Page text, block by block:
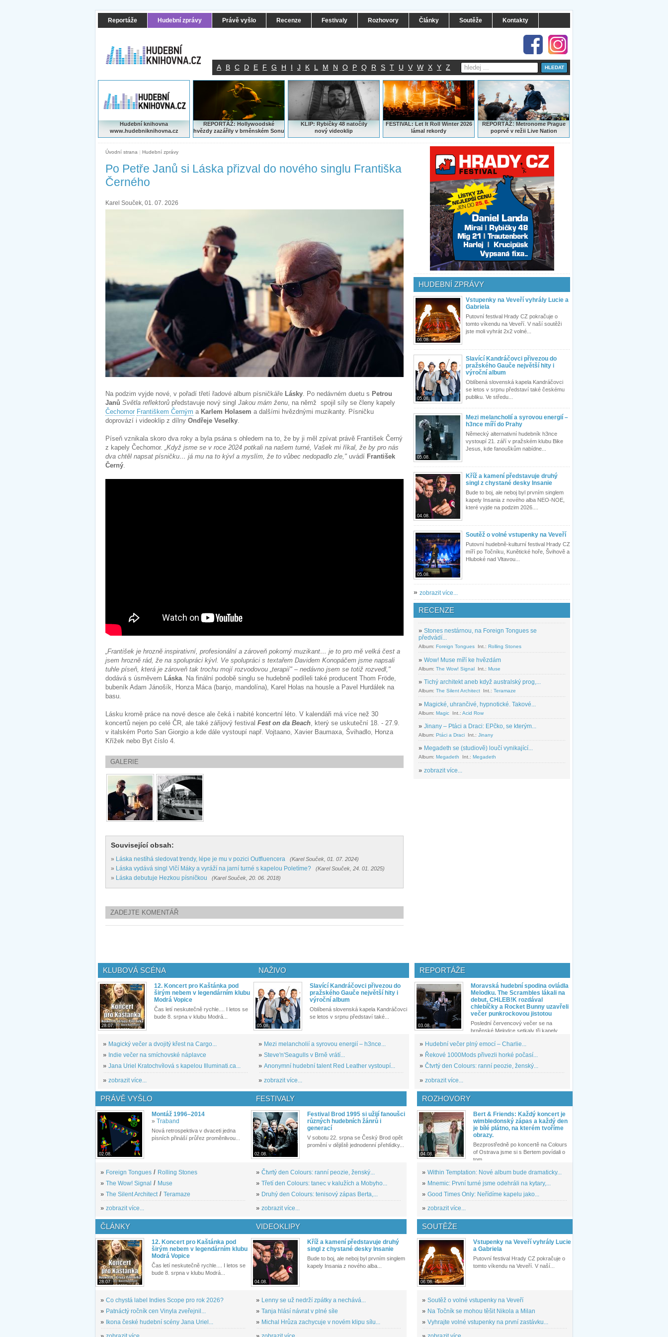
Reportáže Hudební zprávy Právě vyšlo Recenze Festivaly Rozhovory Články Soutěže Kontakty
A B C D E F G H I J K L M N O P Q R S T U V W X Y Z
Hudební knihovna
www.hudebniknihovna.cz
REPORTÁŽ: Hollywoodské
hvězdy zazářily v brněnském Sonu
KLIP: Rybičky 48 natočily
nový videoklip
FESTIVAL: Let It Roll Winter 2026
lámal rekordy
REPORTÁŽ:Metronome Prague
poprvé v režii Live Nation
Úvodní strana | Hudební zprávy
Po Petře Janů si Láska přizval do nového singlu Františka
Černého
Karel Souček, 01. 07. 2026
Na podzim vyjde nové, v pořadí třetí řadové album písničkáře Lásky. Po nedávném duetu s Petrou
Janů Světla reflektorů představuje nový singl Jakou mám ženu, na němž spojil síly se členy kapely
Čechomor Františkem Černým a Karlem Holasem a dalšími hvězdnými muzikanty. Písničku
doprovází i videoklip z dílny Ondřeje Veselky.
Píseň vznikala skoro dva roky a byla psána s ohledem na to, že by ji měl zpívat právě František Černý
z kapely Čechomor. „Když jsme se v roce 2024 potkali na našem turné, Vašek mi říkal, že by pro nás
dva chtěl napsat písničku… já mu na to kývl a myslím, že to vůbec nedopadlo zle," uvádí František
Černý.
„František je hrozně inspirativní, profesionální a zároveň pokorný muzikant… je to pro mě velká čest a
jsem hrozně rád, že na spolupráci kývl. Ve spolupráci s textařem Davidem Konopáčem jsme napsali
tuhle píseň, která je zároveň tak trochu mojí rozvodovou „terapií" – nedávno jsem se totiž rozvedl,"
dodává s úsměvem Láska. Na finální podobě singlu se hudebně podíleli také producent Thom Fröde,
bubeník Adam Jánošík, Honza Máca (banjo, mandolína), Karel Holas na housle a Pavel Hurdálek na
basu.
Lásku kromě práce na nové desce ale čeká i nabité koncertní léto. V kalendáři má více než 30
koncertů nejen po celé ČR, ale také zářijový festival Fest on da Beach, který se uskuteční 18. - 27.9.
v italském Porto San Giorgio a kde dále vystoupí např. Vojtaano, Xavier Baumaxa, Švihadlo, Honza
Křížek nebo Byt číslo 4.
GALERIE
Související obsah:
» Láska nestíhá sledovat trendy, lépe je mu v pozici Outfluencera (Karel Souček, 01. 07. 2024)
» Láska vydává singl Vlčí Máky a vyráží na jarní turné s kapelou Poletíme? (Karel Souček, 24. 01. 2025)
» Láska debutuje Hezkou písničkou (Karel Souček, 20. 06. 2018)
ZADEJTE KOMENTÁŘ
HUDEBNÍ ZPRÁVY
06.08.
Vstupenky na Veveří vyhrály Lucie a
Gabriela
Putovní festival Hrady CZ pokračuje o
tomto víkendu na Veveří. V naší soutěži
jste moli vyhrát 2x2 volné...
05.08.
Slavící Kandráčovci přivezou do
pražského Gauče největší hity i
výroční album
Oblíbená slovenská kapela Kandráčovci
se letos v srpnu představí také českému
publiku. Ve středu...
05.08.
Mezi melancholií a syrovou energií –
h3nce míří do Prahy
Německý alternativní hudebník h3nce
vystoupí 21. září v pražském klubu Bike
Jesus, kde fanouškům nabídne...
04.08.
Kříž a kamení představuje druhý
singl z chystané desky Insanie
Bude to boj, ale neboj byl prvním singlem
kapely Insania z nového alba NEO-NOE,
které vyjde na podzim 2026....
05.08.
Soutěž o volné vstupenky na Veveří
Putovní hudebně-kulturní festival Hrady CZ
míří po Točníku, Kunětické hoře, Švihově a
Hluboké nad Vltavou...
» zobrazit více...
RECENZE
» Stones nestárnou, na Foreign Tongues se
předvádí...
Album: Foreign Tongues Int.: Rolling Stones
» Wow! Muse míří ke hvězdám
Album: The Wow! Signal Int.: Muse
» Tichý architekt aneb když australský prog,...
Album: The Silent Architect Int.: Teramaze
» Magické, uhrančivé, hypnotické. Takové...
Album: Magic Int.: Acid Row
» Jinany – Ptáci a Draci: EPčko, se kterým...
Album: Ptáci a Draci Int.: Jinany
» Megadeth se (studiově) loučí vynikající...
Album: Megadeth Int.: Megadeth
» zobrazit více...
KLUBOVÁ SCÉNA
28.07.
12. Koncert pro Kaštánka pod
širým nebem v legendárním klubu
Modrá Vopice
Čas letí neskutečně rychle.... I letos se
bude 8. srpna v klubu Modrá...
» Magický večer a dvojitý křest na Cargo...
» Indie večer na smíchovské náplavce
» Jana Uriel Kratochvílová s kapelou Illuminati.ca...
» zobrazit více...
NAŽIVO
05.08.
Slavící Kandráčovci přivezou do
pražského Gauče největší hity i
výroční album
Oblíbená slovenská kapela Kandráčovci
se letos v srpnu představí také...
» Mezi melancholií a syrovou energií – h3nce...
» Steve'n'Seagulls v Brně vrátí...
» Anonymní hudební talent Red Leather vystoupí...
» zobrazit více...
REPORTÁŽE
03.08.
Moravská hudební spodina ovládla
Melodku. The Scrambles lákali na
debut, CHLEB!K rozdával
chlebíčky a Rocket Bunny uzavřeli
večer punkrockovou jistotou
Poslední červencový večer se na
brněnské Melodce setkaly tři kapely...
» Hudební večer plný emocí – Charlie...
» Řekové 1000Mods přivezli horké počasí...
» Čtvrtý den Colours: ranní peozie, ženský...
» zobrazit více...
PRÁVĚ VYŠLO
02.08.
Montáž 1996–2014
» Traband
Nová retrospektiva v dvaceti jedna
písních přináší průřez proměnlivou...
» Foreign Tongues / Rolling Stones
» The Wow! Signal / Muse
» The Silent Architect / Teramaze
» zobrazit více...
FESTIVALY
02.08.
Festival Brod 1995 si užijí fanoušci
různých hudebních žánrů i
generací
V sobotu 22. srpna se Český Brod opět
promění v dějiště jednodenní přehlídky...
» Čtvrtý den Colours: ranní peozie, ženský...
» Třetí den Colours: tanec v kalužích a Mobyho...
» Druhý den Colours: tenisový zápas Berta,...
» zobrazit více...
ROZHOVORY
04.08.
Bert & Friends: Každý koncert je
wimbledonský zápas a každý den
je bílé plátno, na kterém tvoříme
obrazy.
Bezprostředně po koncertě na Colours
of Ostrava jsme si s Bertem povídali o
tom,...
» Within Temptation: Nové album bude dramaticky...
» Mnemic: První turné jsme odehráli na kytary,...
» Good Times Only: Neřídíme kapelu jako...
» zobrazit více...
ČLÁNKY
28.07.
12. Koncert pro Kaštánka pod
širým nebem v legendárním klubu
Modrá Vopice
Čas letí neskutečně rychle.... I letos se
bude 8. srpna v klubu Modrá...
» Co chystá label Indies Scope pro rok 2026?
» Patnáctý ročník cen Vinyla zveřejnil...
»
Ikona české hudební scény Jana Uriel...
VIDEOKLIPY
04.08.
Kříž a kamení představuje druhý
singl z chystané desky Insanie
Bude to boj, ale neboj byl prvním singlem
kapely Insania z nového alba...
» Lenny se už nedrží zpátky a nechává...
» Tanja hlásí návrat v plné síle
» Michal Hrůza zachycuje v novém klipu sílu...
SOUTĚŽE
06.08.
Vstupenky na Veveří vyhrály Lucie
a Gabriela
Putovní festival Hrady CZ pokračuje o
tomto víkendu na Veveří. V naší...
» Soutěž o volné vstupenky na Veveří
» Na Točník se mohou těšit Nikola a Milan
» Vyhrajte volné vstupenky na první zastávku...